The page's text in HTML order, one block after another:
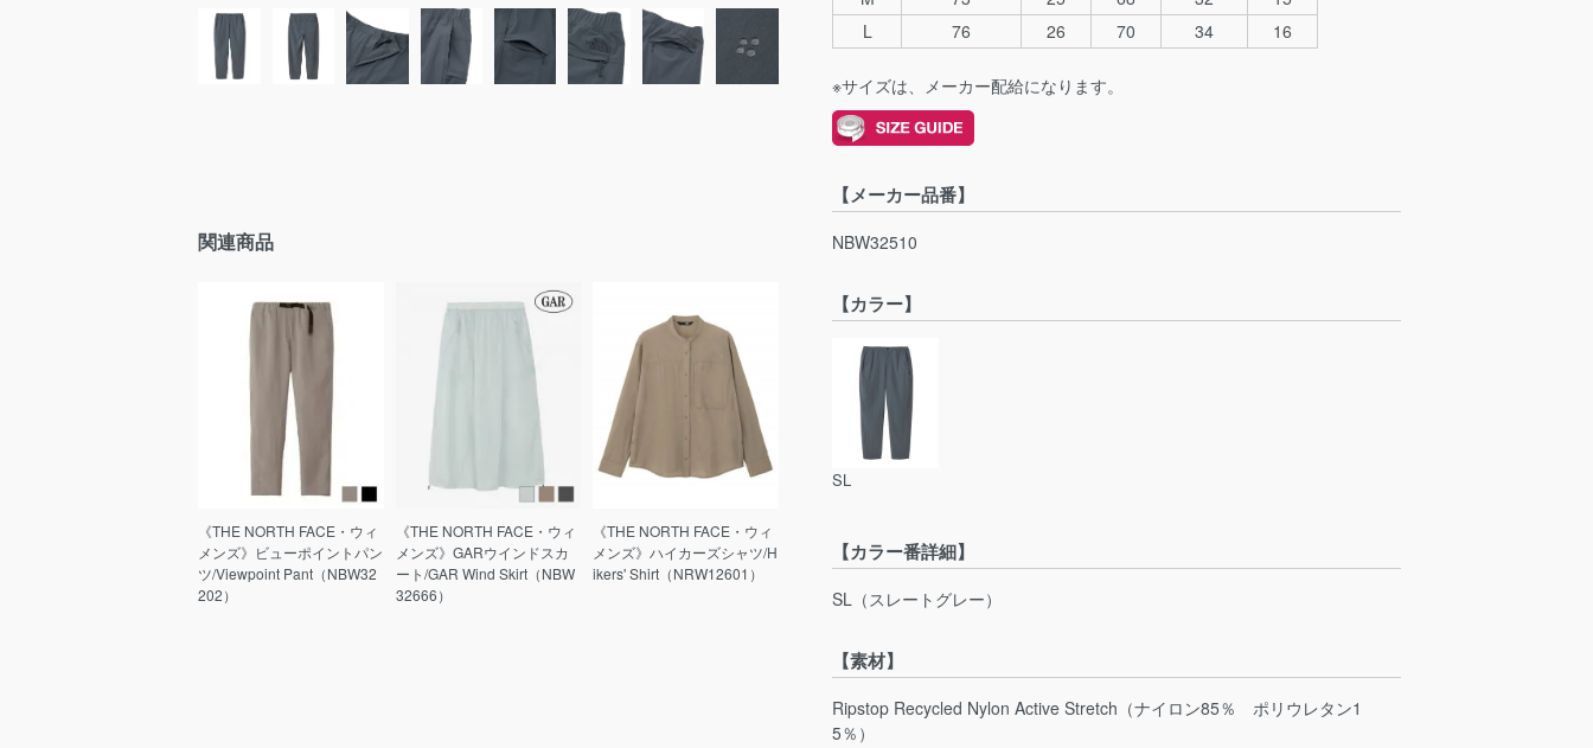
関連商品
《THE NORTH FACE・ウィ
メンズ》ビューポイントパン
ツ/Viewpoint Pant（NBW32
202）
《THE NORTH FACE・ウィ
メンズ》GARウインドスカ
ート/GAR Wind Skirt（NBW
32666）
《THE NORTH FACE・ウィ
メンズ》ハイカーズシャツ/H
ikers' Shirt（NRW12601）
L
76 26 70 34 16
※サイズは、メーカー配給になります。
【メーカー品番】
NBW32510
【カラー】
SL
【カラー番詳細】
SL（スレートグレー）
【素材】
Ripstop Recycled Nylon Active Stretch（ナイロン85％ ポリウレタン1
5％）